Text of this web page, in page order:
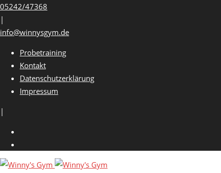
Skip
to
content
05242/47368
|
info@winnysgym.de
Probetraining
Kontakt
Datenschutzerklärung
Impressum
|